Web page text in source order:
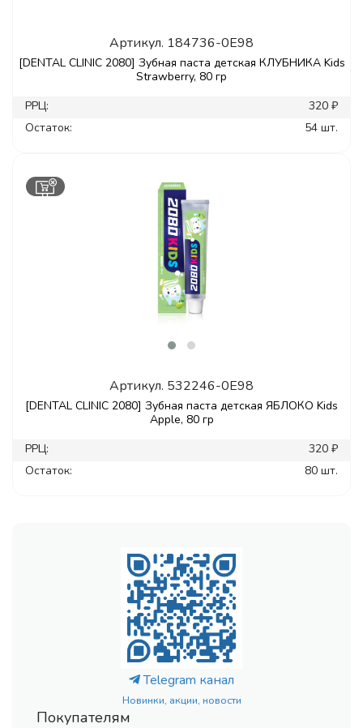
Артикул. 184736-0E98
[DENTAL CLINIC 2080] Зубная паста детская КЛУБНИКА Kids
Strawberry, 80 гр
РРЦ:
320 ₽
Остаток:
54 шт.
Артикул. 532246-0E98
[DENTAL CLINIC 2080] Зубная паста детская ЯБЛОКО Kids
Apple, 80 гр
РРЦ:
320 ₽
Остаток:
80 шт.
Telegram канал
Новинки, акции, новости
Покупателям